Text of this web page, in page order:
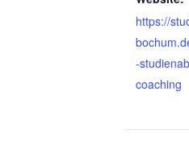
https://
-
coaching